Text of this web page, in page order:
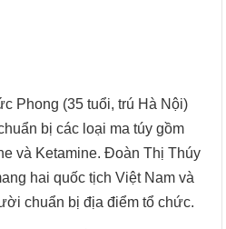
Phong (35 tuổi, trú Hà Nội)
bị các loại ma túy gồm
và Ketamine. Đoàn Thị Thúy
hai quốc tịch Việt Nam và
chuẩn bị địa điểm tổ chức.